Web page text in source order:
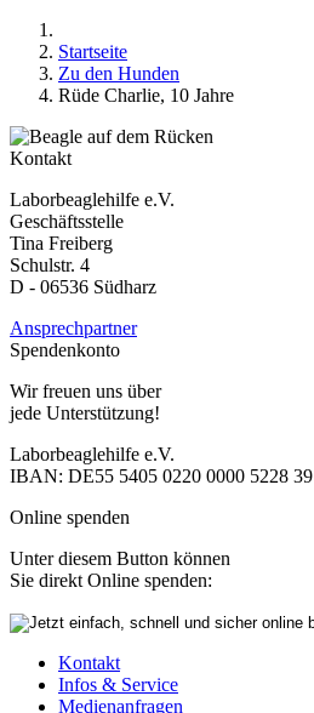
Startseite
Zu den Hunden
Rüde Charlie, 10 Jahre
Kontakt
Laborbeaglehilfe e.V.
Geschäftsstelle
Tina Freiberg
Schulstr. 4
D - 06536 Südharz
Ansprechpartner
Spendenkonto
Wir freuen uns über
jede Unterstützung!
Laborbeaglehilfe e.V.
IBAN: DE55 5405 0220 0000 5228 39
Online spenden
Unter diesem Button können
Sie direkt Online spenden:
Kontakt
Infos & Service
Medienanfragen